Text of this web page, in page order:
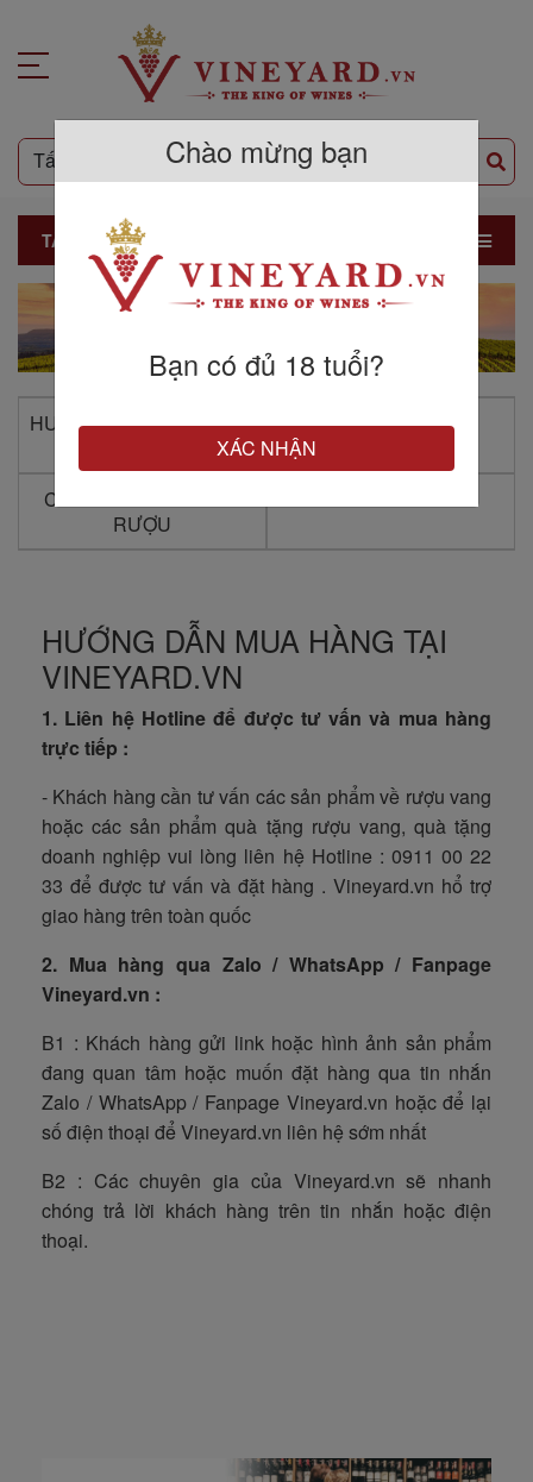
TẤT CẢ SẢN PHẨM
HƯỚNG DẪN MUA HÀNG
TẠI VINEYARD.VN
CHÍNH SÁCH VẬN
CÁC CHUYÊN GIA VỀ
RƯỢU
HƯỚNG DẪN MUA HÀNG TẠI
VINEYARD.VN
1. Liên hệ Hotline để được tư vấn và mua hàng
trực tiếp :
- Khách hàng cần tư vấn các sản phẩm về rượu vang
hoặc các sản phẩm quà tặng rượu vang, quà tặng
doanh nghiệp vui lòng liên hệ Hotline : 0911 00 22
33 để được tư vấn và đặt hàng . Vineyard.vn hổ trợ
giao hàng trên toàn quốc
2. Mua hàng qua Zalo / WhatsApp / Fanpage
Vineyard.vn :
B1 : Khách hàng gửi link hoặc hình ảnh sản phẩm
đang quan tâm hoặc muốn đặt hàng qua tin nhắn
Zalo / WhatsApp / Fanpage Vineyard.vn hoặc để lại
số điện thoại để Vineyard.vn liên hệ sớm nhất
B2 : Các chuyên gia của Vineyard.vn sẽ nhanh
chóng trả lời khách hàng trên tin nhắn hoặc điện
thoại.
Chào mừng bạn
Bạn có đủ 18 tuổi?
XÁC NHẬN